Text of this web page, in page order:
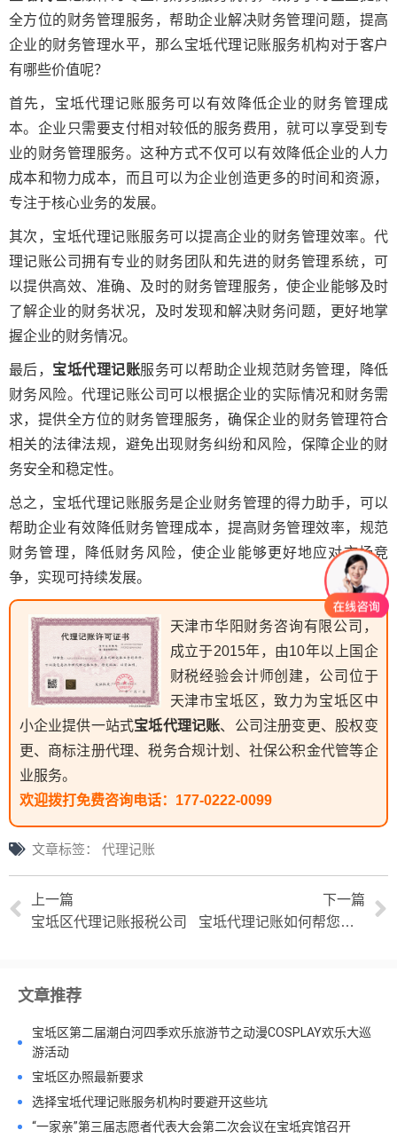
全方位的财务管理服务，帮助企业解决财务管理问题，提高
企业的财务管理水平，那么宝坻代理记账服务机构对于客户
有哪些价值呢？
首先，宝坻代理记账服务可以有效降低企业的财务管理成
本。企业只需要支付相对较低的服务费用，就可以享受到专
业的财务管理服务。这种方式不仅可以有效降低企业的人力
成本和物力成本，而且可以为企业创造更多的时间和资源，
专注于核心业务的发展。
其次，宝坻代理记账服务可以提高企业的财务管理效率。代
理记账公司拥有专业的财务团队和先进的财务管理系统，可
以提供高效、准确、及时的财务管理服务，使企业能够及时
了解企业的财务状况，及时发现和解决财务问题，更好地掌
握企业的财务情况。
最后， 宝坻代理记账服务可以帮助企业规范财务管理，降低
财务风险。代理记账公司可以根据企业的实际情况和财务需
求，提供全方位的财务管理服务，确保企业的财务管理符合
相关的法律法规，避免出现财务纠纷和风险，保障企业的财
务安全和稳定性。
总之，宝坻代理记账服务是企业财务管理的得力助手，可以
帮助企业有效降低财务管理成本，提高财务管理效率，规范
财务管理，降低财务风险，使企业能够更好地应对市场竞
争，实现可持续发展。
天津市华阳财务咨询有限公司，
成立于2015年，由10年以上国企
财税经验会计师创建，公司位于
天津市宝坻区，致力为宝坻区中
小企业提供一站式宝坻代理记账、公司注册变更、股权变
更、商标注册代理、税务合规计划、社保公积金代管等企
业服务。
欢迎拨打免费咨询电话： 177-0222-0099
文章标签： 代理记账
上一篇
宝坻区代理记账报税公司
下一篇
宝坻代理记账如何帮您规避企业财务风险
文章推荐
宝坻区第二届潮白河四季欢乐旅游节之动漫COSPLAY欢乐大巡
游活动
宝坻区办照最新要求
选择宝坻代理记账服务机构时要避开这些坑
“一家亲”第三届志愿者代表大会第二次会议在宝坻宾馆召开